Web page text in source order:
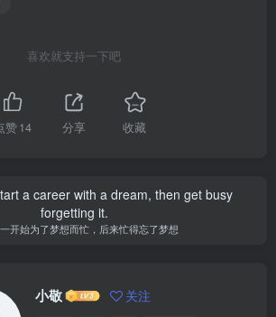
喜欢就支持一下吧
赞14 分享 收藏
a career with a dream, then get busy
forgetting it.
开始为了梦想而忙，后来忙得忘了梦想
小敬 关注